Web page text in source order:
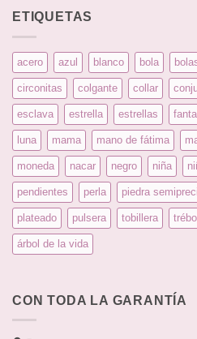
ETIQUETAS
acero azul blanco bola
circonitas colgante collar
esclava estrella estrellas
luna mama mano de fátima
moneda nacar negro niña
pendientes perla piedra
plateado pulsera tobillera
árbol de la vida
CON TODA LA GARANTÍA